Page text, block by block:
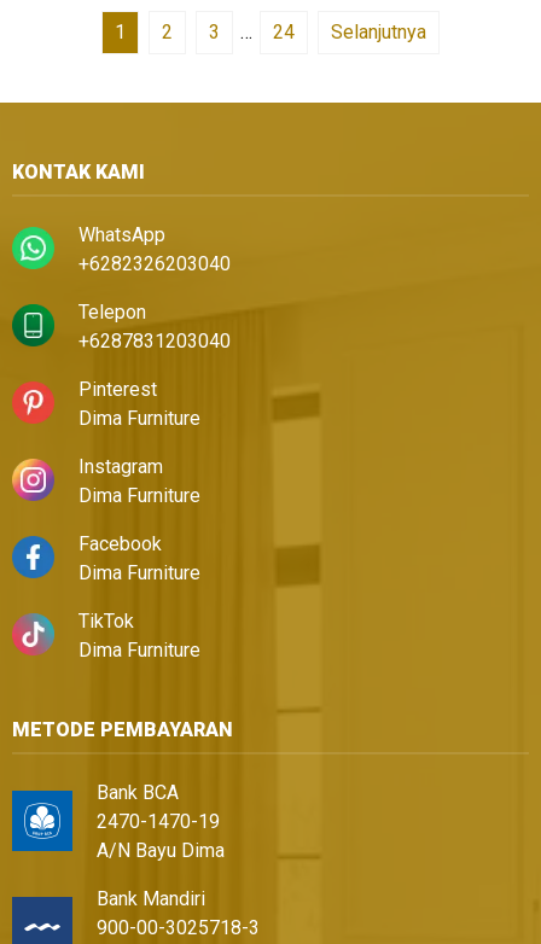
1 2 3 … 24 Selanjutnya
KONTAK KAMI
WhatsApp
+6282326203040
Telepon
+6287831203040
Pinterest
Dima Furniture
Instagram
Dima Furniture
Facebook
Dima Furniture
TikTok
Dima Furniture
METODE PEMBAYARAN
Bank BCA
2470-1470-19
A/N Bayu Dima
Bank Mandiri
900-00-3025718-3